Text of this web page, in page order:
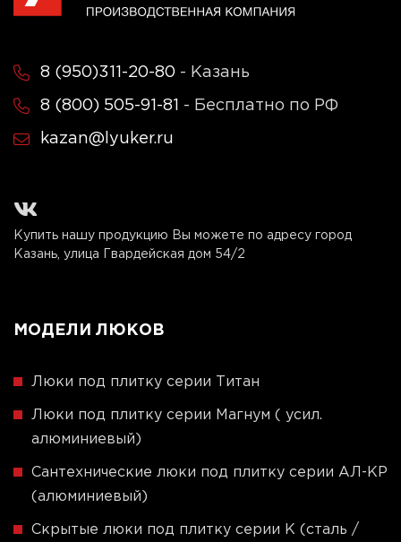
8 (950)311-20-80 - Казань
8 (800) 505-91-81 - Бесплатно по РФ
kazan@lyuker.ru
Купить нашу продукцию Вы можете по адресу город
Казань, улица Гвардейская дом 54/2
МОДЕЛИ ЛЮКОВ
Люки под плитку серии Титан
Люки под плитку серии Магнум ( усил.
алюминиевый)
Сантехнические люки под плитку серии АЛ-КР
(алюминиевый)
Скрытые люки под плитку серии K (сталь /